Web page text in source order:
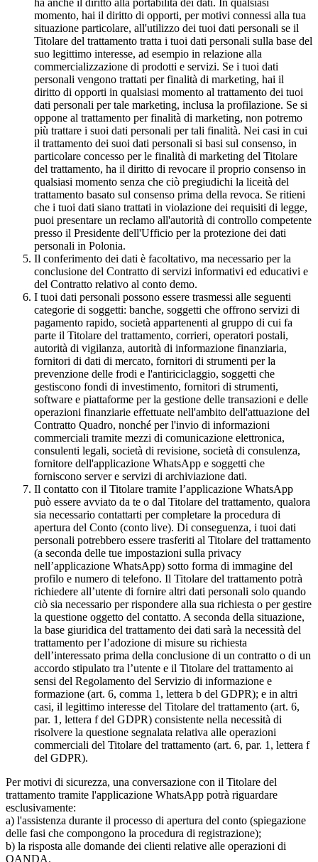
ha anche il diritto alla portabilità dei dati. In qualsiasi
momento, hai il diritto di opporti, per motivi connessi alla tua
situazione particolare, all'utilizzo dei tuoi dati personali se il
Titolare del trattamento tratta i tuoi dati personali sulla base del
suo legittimo interesse, ad esempio in relazione alla
commercializzazione di prodotti e servizi. Se i tuoi dati
personali vengono trattati per finalità di marketing, hai il
diritto di opporti in qualsiasi momento al trattamento dei tuoi
dati personali per tale marketing, inclusa la profilazione. Se si
oppone al trattamento per finalità di marketing, non potremo
più trattare i suoi dati personali per tali finalità. Nei casi in cui
il trattamento dei suoi dati personali si basi sul consenso, in
particolare concesso per le finalità di marketing del Titolare
del trattamento, ha il diritto di revocare il proprio consenso in
qualsiasi momento senza che ciò pregiudichi la liceità del
trattamento basato sul consenso prima della revoca. Se ritieni
che i tuoi dati siano trattati in violazione dei requisiti di legge,
puoi presentare un reclamo all'autorità di controllo competente
presso il Presidente dell'Ufficio per la protezione dei dati
personali in Polonia.
Il conferimento dei dati è facoltativo, ma necessario per la
conclusione del Contratto di servizi informativi ed educativi e
del Contratto relativo al conto demo.
I tuoi dati personali possono essere trasmessi alle seguenti
categorie di soggetti: banche, soggetti che offrono servizi di
pagamento rapido, società appartenenti al gruppo di cui fa
parte il Titolare del trattamento, corrieri, operatori postali,
autorità di vigilanza, autorità di informazione finanziaria,
fornitori di dati di mercato, fornitori di strumenti per la
prevenzione delle frodi e l'antiriciclaggio, soggetti che
gestiscono fondi di investimento, fornitori di strumenti,
software e piattaforme per la gestione delle transazioni e delle
operazioni finanziarie effettuate nell'ambito dell'attuazione del
Contratto Quadro, nonché per l'invio di informazioni
commerciali tramite mezzi di comunicazione elettronica,
consulenti legali, società di revisione, società di consulenza,
fornitore dell'applicazione WhatsApp e soggetti che
forniscono server e servizi di archiviazione dati.
Il contatto con il Titolare tramite l’applicazione WhatsApp
può essere avviato da te o dal Titolare del trattamento, qualora
sia necessario contattarti per completare la procedura di
apertura del Conto (conto live). Di conseguenza, i tuoi dati
personali potrebbero essere trasferiti al Titolare del trattamento
(a seconda delle tue impostazioni sulla privacy
nell’applicazione WhatsApp) sotto forma di immagine del
profilo e numero di telefono. Il Titolare del trattamento potrà
richiedere all’utente di fornire altri dati personali solo quando
ciò sia necessario per rispondere alla sua richiesta o per gestire
la questione oggetto del contatto. A seconda della situazione,
la base giuridica del trattamento dei dati sarà la necessità del
trattamento per l’adozione di misure su richiesta
dell’interessato prima della conclusione di un contratto o di un
accordo stipulato tra l’utente e il Titolare del trattamento ai
sensi del Regolamento del Servizio di informazione e
formazione (art. 6, comma 1, lettera b del GDPR); e in altri
casi, il legittimo interesse del Titolare del trattamento (art. 6,
par. 1, lettera f del GDPR) consistente nella necessità di
risolvere la questione segnalata relativa alle operazioni
commerciali del Titolare del trattamento (art. 6, par. 1, lettera f
del GDPR).
Per motivi di sicurezza, una conversazione con il Titolare del
trattamento tramite l'applicazione WhatsApp potrà riguardare
esclusivamente:
a) l'assistenza durante il processo di apertura del conto (spiegazione
delle fasi che compongono la procedura di registrazione);
b) la risposta alle domande dei clienti relative alle operazioni di
OANDA.